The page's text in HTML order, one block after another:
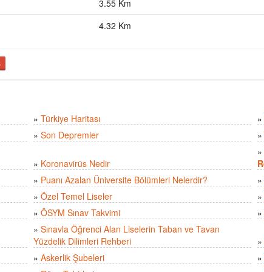
3.55 Km
4.32 Km
» Türkiye Haritası »
» Son Depremler »
» Koronavirüs Nedir
»
» Puanı Azalan Üniversite Bölümleri Nelerdir? »
» Özel Temel Liseler »
» ÖSYM Sınav Takvimi »
» Sınavla Öğrenci Alan Liselerin Taban ve Tavan
Yüzdelik Dilimleri Rehberi
»
» Askerlik Şubeleri »